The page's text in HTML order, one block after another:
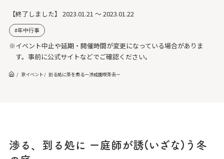
【終了しました】 2023.01.21 ～ 2023.01.22
年中行事
※イベント中止や延期・開催時間が変更になっている場合がありま
す。事前に公式サイトなどでご確認ください。
京イベント 到る処に茶を煮るー渉成園喫茶去ー
渉る、到る処に ー庭師が誘(いざな)う冬